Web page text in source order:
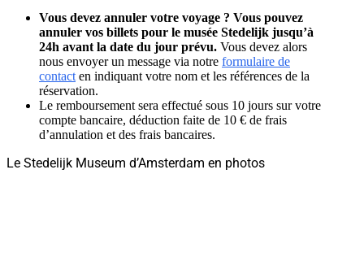
Vous devez annuler votre voyage ? Vous pouvez
annuler vos billets pour le musée Stedelijk jusqu’à
24h avant la date du jour prévu. Vous devez alors
nous envoyer un message via notre formulaire de
contact en indiquant votre nom et les références de la
réservation.
Le remboursement sera effectué sous 10 jours sur votre
compte bancaire, déduction faite de 10 € de frais
d’annulation et des frais bancaires.
Le Stedelijk Museum d’Amsterdam en photos